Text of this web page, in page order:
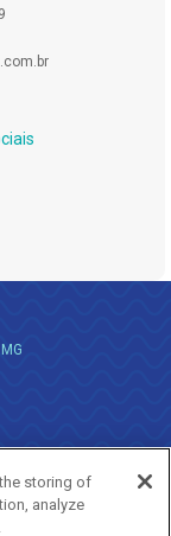
storing of
analyze